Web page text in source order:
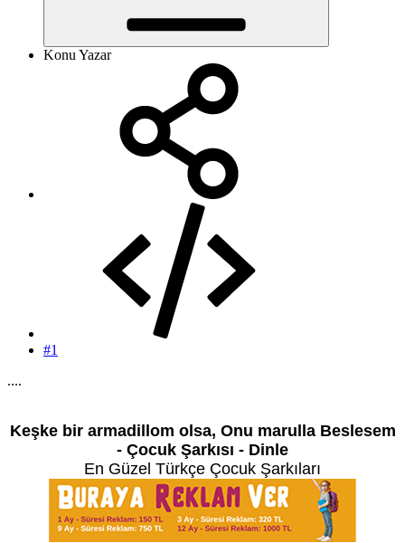
Konu Yazar
#1
....
Keşke bir armadillom olsa, Onu marulla Beslesem
- Çocuk Şarkısı - Dinle
En Güzel Türkçe Çocuk Şarkıları